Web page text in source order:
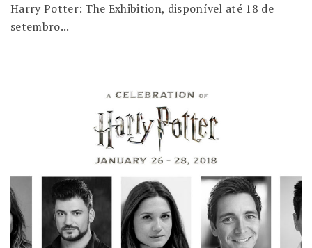
Harry Potter: The Exhibition, disponível até 18 de
setembro...